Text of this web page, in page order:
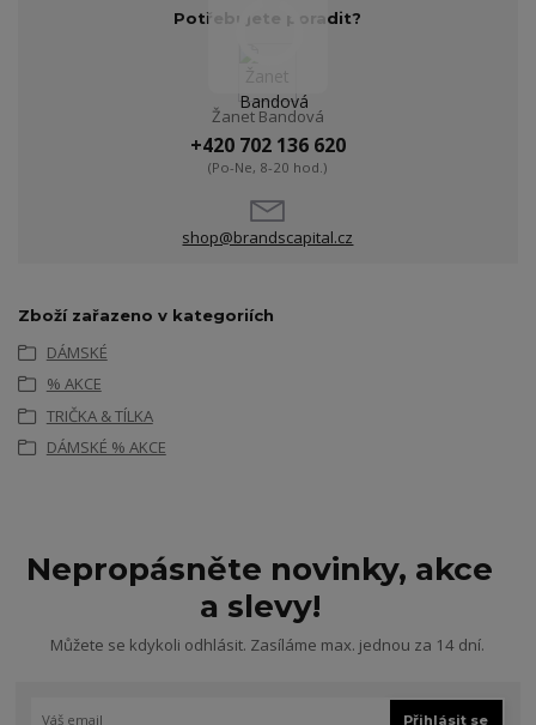
Potřebujete poradit?
Žanet Bandová
+420 702 136 620
(Po-Ne, 8-20 hod.)
shop@brandscapital.cz
Zboží zařazeno v kategoriích
DÁMSKÉ
% AKCE
TRIČKA & TÍLKA
DÁMSKÉ % AKCE
Nepropásněte novinky, akce
a slevy!
Můžete se kdykoli odhlásit. Zasíláme max. jednou za 14 dní.
Přihlásit se